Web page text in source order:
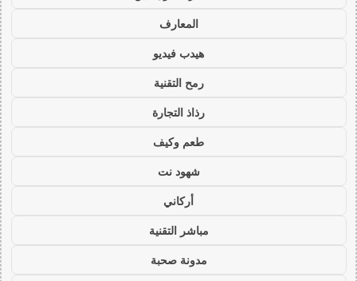
المعارف
هيدب فيديو
رمح التقنية
رذاذ التجارة
طعم وكيف
شهود نت
أركاني
مباشر التقنية
مدونة صحبة